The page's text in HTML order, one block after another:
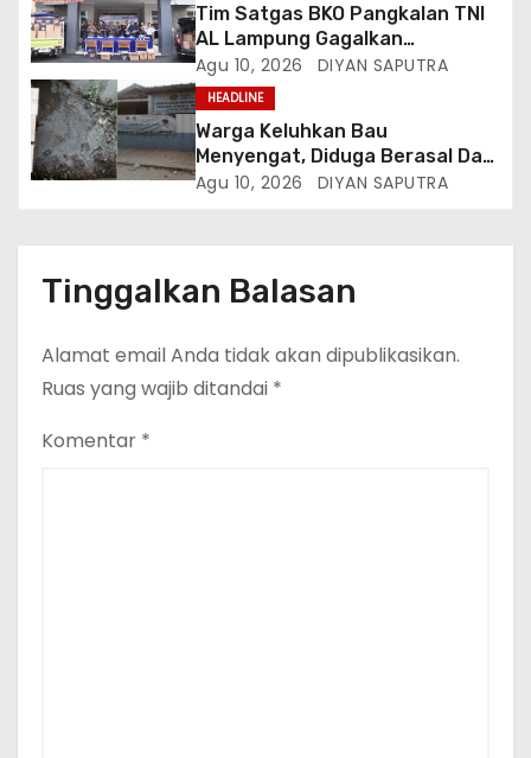
Tim Satgas BKO Pangkalan TNI
AL Lampung Gagalkan
Peredaran Ribuan Liter
Minuman Keras Ilegal Di
Pelabuhan Bakauheni
Agu 10, 2026 DIYAN SAPUTRA
HEADLINE
Warga Keluhkan Bau
Menyengat, Diduga Berasal Dari
Limbah SPPG Panjang Utara 2
Agu 10, 2026 DIYAN SAPUTRA
Tinggalkan Balasan
Alamat email Anda tidak akan dipublikasikan.
Ruas yang wajib ditandai *
Komentar *